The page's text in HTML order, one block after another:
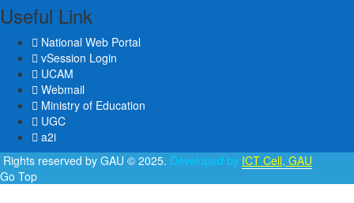
Useful Link
National Web Portal
vSession Login
UCAM
Webmail
Ministry of Education
UGC
a2i
Rights reserved by GAU © 2025. Developed by:ICT Cell, GAU
Go Top